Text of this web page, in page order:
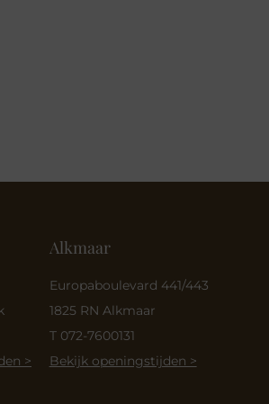
>
Alkmaar
Europaboulevard 441/443
1825 RN Alkmaar
T 072-7600131
Bekijk openingstijden >